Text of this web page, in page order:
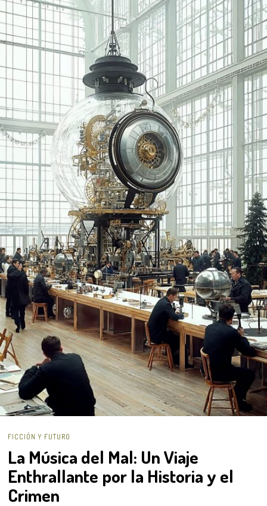
FICCIÓN Y FUTURO
La Música del Mal: Un Viaje
Enthrallante por la Historia y el
Crimen